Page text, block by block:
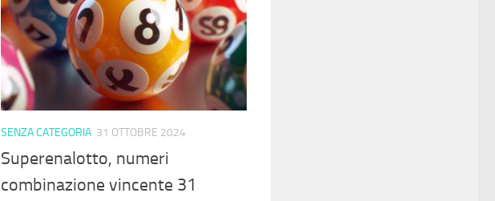
SENZA CATEGORIA 31 OTTOBRE 2024
Superenalotto, numeri
combinazione vincente 31